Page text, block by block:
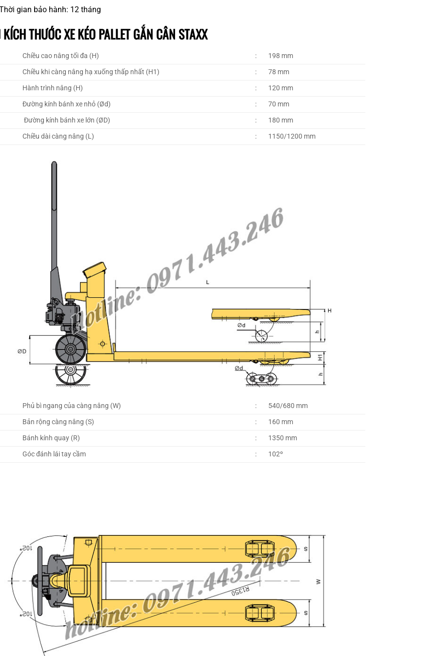
gian bảo hành: 12 tháng
THƯỚC XE KÉO PALLET GẮN CÂN STAXX
Chiều cao nâng tối đa (H) :
198 mm
Chiều khi càng nâng hạ xuống thấp nhất (H1)
:
78 mm
Hành trình nâng (H)
:
120 mm
Đường kính bánh xe nhỏ (Ød)
:
70 mm
Đường kính bánh xe lớn (ØD)
:
180 mm
Chiều dài càng nâng (L)
: 1150/1200 mm
Phủ bì ngang của càng nâng (W) :
540/680 mm
Bản rộng càng nâng (S)
:
160 mm
Bánh kính quay (R)
:
1350 mm
Góc đánh lái tay cầm
: 102º